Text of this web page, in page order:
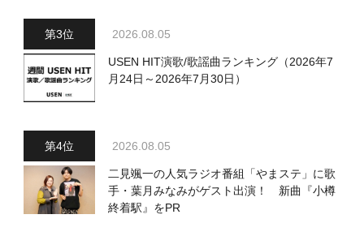
2026.08.05
USEN HIT演歌/歌謡曲ランキング（2026年7
月24日～2026年7月30日）
2026.08.05
二見颯一の人気ラジオ番組「やまステ」に歌
手・葉月みなみがゲスト出演！ 新曲『小樽
終着駅』をPR